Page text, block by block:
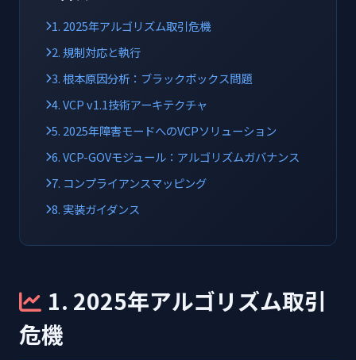
1. 2025年アルゴリズム取引危機
2. 規制対応と執行
3. 根本原因分析：ブラックボックス問題
4. VCP v1.1技術アーキテクチャ
5. 2025年障害モードへのVCPソリューション
6. VCP-GOVモジュール：アルゴリズムガバナンス
7. コンプライアンスマッピング
8. 実装ガイダンス
1. 2025年アルゴリズム取引
危機